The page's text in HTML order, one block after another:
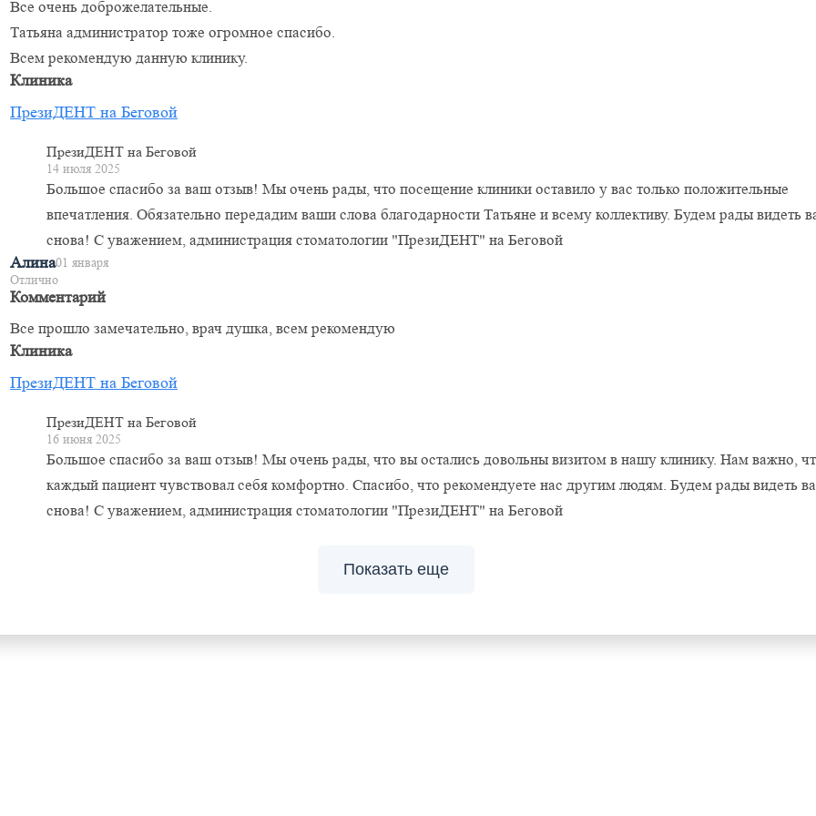
Все очень доброжелательные.
Татьяна администратор тоже огромное спасибо.
Всем рекомендую данную клинику.
Клиника
ПрезиДЕНТ на Беговой
ПрезиДЕНТ на Беговой
14 июля 2025
Большое спасибо за ваш отзыв! Мы очень рады, что посещение клиники оставило у вас только положительные
впечатления. Обязательно передадим ваши слова благодарности Татьяне и всему коллективу. Будем рады видеть
снова! С уважением, администрация стоматологии "ПрезиДЕНТ" на Беговой
Алина01 января
Отлично
Комментарий
Все прошло замечательно, врач душка, всем рекомендую
Клиника
ПрезиДЕНТ на Беговой
ПрезиДЕНТ на Беговой
16 июня 2025
Большое спасибо за ваш отзыв! Мы очень рады, что вы остались довольны визитом в нашу клинику. Нам важно,
каждый пациент чувствовал себя комфортно. Спасибо, что рекомендуете нас другим людям. Будем рады видеть
снова! С уважением, администрация стоматологии "ПрезиДЕНТ" на Беговой
Показать еще